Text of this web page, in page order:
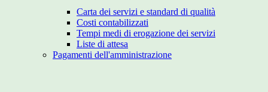
Carta dei servizi e standard di qualità
Costi contabilizzati
Tempi medi di erogazione dei servizi
Liste di attesa
Pagamenti dell'amministrazione